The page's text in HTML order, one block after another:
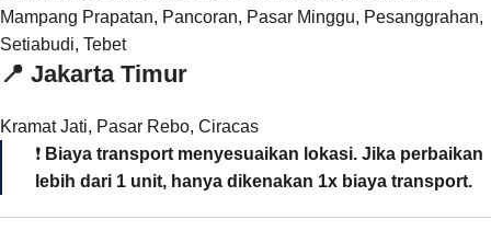
Mampang Prapatan, Pancoran, Pasar Minggu, Pesanggrahan,
Setiabudi, Tebet
📍 Jakarta Timur
Kramat Jati, Pasar Rebo, Ciracas
❗ Biaya transport menyesuaikan lokasi. Jika perbaikan
lebih dari 1 unit, hanya dikenakan 1x biaya transport.